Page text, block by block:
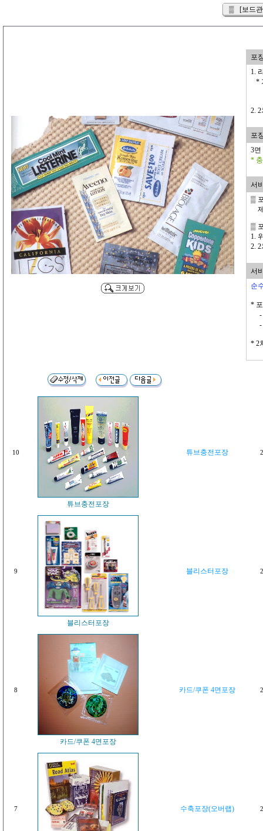
▒ [보드
포
1.
*
2.
포
3면
*
서
▒
제
▒
1.
2.
서
순
*
-
-
* 2
10
튜브충전포장
튜브충전포장
9
블리스터포장
블리스터포장
8
카드/쿠폰 4면포장
카드/쿠폰 4면포장
7 수축포장(오버랩)